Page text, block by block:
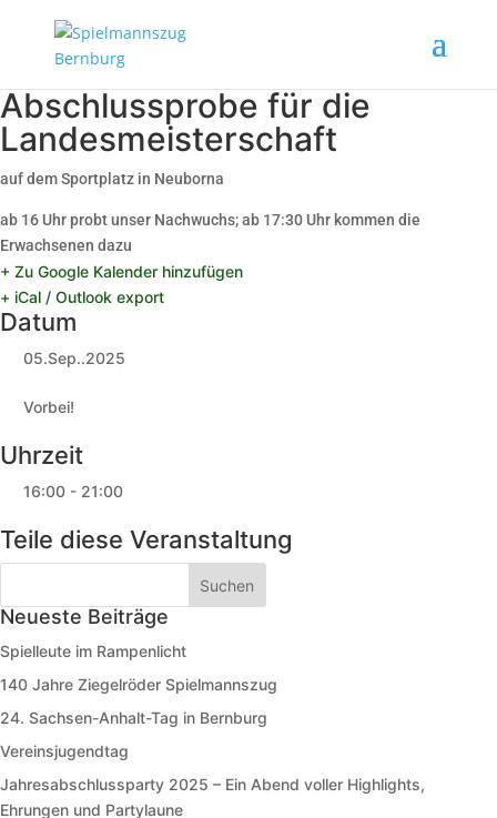
Abschlussprobe für die
Landesmeisterschaft
auf dem Sportplatz in Neuborna
ab 16 Uhr probt unser Nachwuchs; ab 17:30 Uhr kommen die
Erwachsenen dazu
+ Zu Google Kalender hinzufügen
+ iCal / Outlook export
Datum
05.Sep..2025
Vorbei!
Uhrzeit
16:00 - 21:00
Teile diese Veranstaltung
Neueste Beiträge
Spielleute im Rampenlicht
140 Jahre Ziegelröder Spielmannszug
24. Sachsen-Anhalt-Tag in Bernburg
Vereinsjugendtag
Jahresabschlussparty 2025 – Ein Abend voller Highlights,
Ehrungen und Partylaune